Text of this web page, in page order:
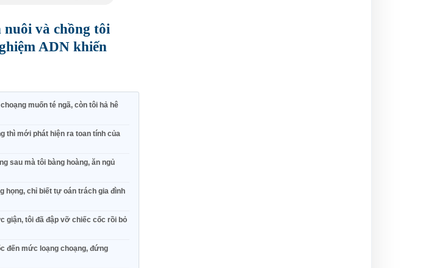
nuôi và chồng tôi
ADN khiến
muốn té ngã, còn tôi hả hê
thì mới phát hiện ra toan tính của
sau mà tôi bàng hoàng, ăn ngủ
họng, chỉ biết tự oán trách gia đình
giận, tôi đã đập vỡ chiếc cốc rồi bỏ
đến mức loạng choạng, đứng